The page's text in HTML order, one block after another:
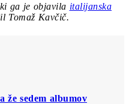
ga je objavila italijanska
Tomaž Kavčič.
že sedem albumov